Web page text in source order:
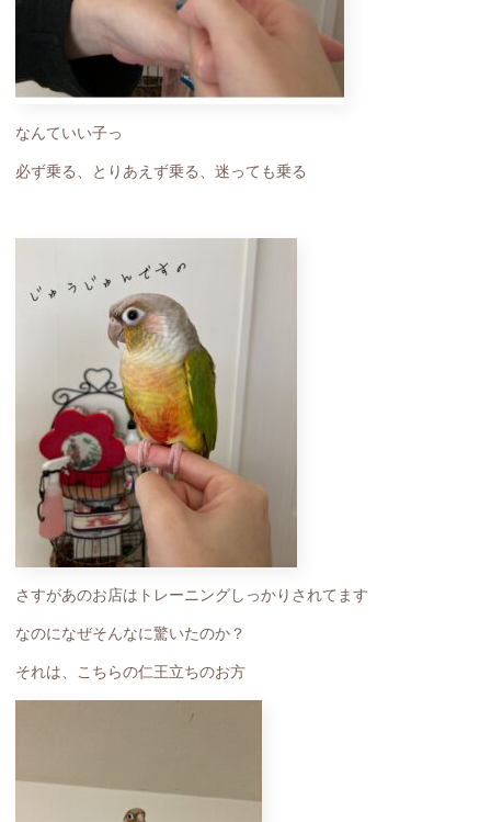
なんていい子っ
必ず乗る、とりあえず乗る、迷っても乗る
さすがあのお店はトレーニングしっかりされてます
なのになぜそんなに驚いたのか？
それは、こちらの仁王立ちのお方